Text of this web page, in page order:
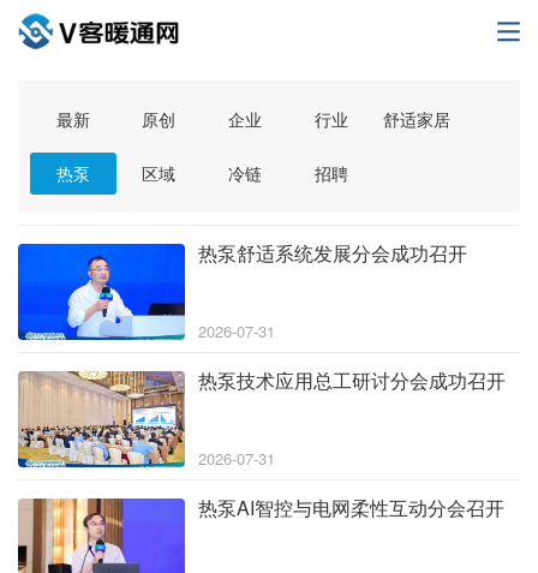
最新 原创 企业 行业 舒适家居
热泵 区域 冷链 招聘
热泵舒适系统发展分会成功召开
2026-07-31
热泵技术应用总工研讨分会成功召开
2026-07-31
热泵AI智控与电网柔性互动分会召开